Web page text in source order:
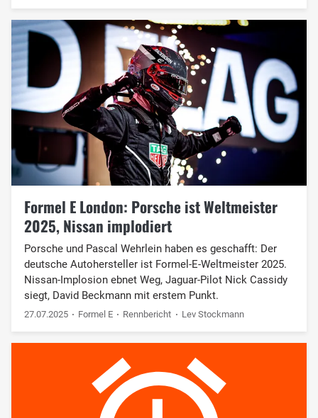
Formel E London: Porsche ist Weltmeister
2025, Nissan implodiert
Porsche und Pascal Wehrlein haben es geschafft: Der
deutsche Autohersteller ist Formel-E-Weltmeister 2025.
Nissan-Implosion ebnet Weg, Jaguar-Pilot Nick Cassidy
siegt, David Beckmann mit erstem Punkt.
27.07.2025 Formel E Rennbericht Lev Stockmann